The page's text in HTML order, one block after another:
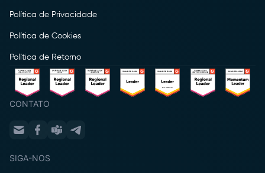
Política de Privacidade
Política de Cookies
Política de Retorno
CONTATO
SIGA-NOS